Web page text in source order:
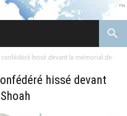
hissé devant le mémorial de
hissé devant